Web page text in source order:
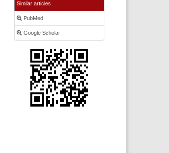
Similar articles
PubMed
Google Scholar